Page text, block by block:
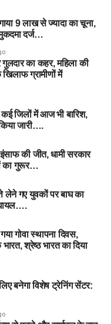
9 लाख से ज्यादा का चूना,
दर्ज…
का कहर, महिला की
ग्रामीणों में
जिलों में आज भी बारिश,
जारी….
की जीत, धामी सरकार
का गुरूर…
गए युवकों पर बाघ का
गोवा स्थापना दिवस,
श्रेष्ठ भारत का दिया
बनेगा विशेष ट्रेनिंग सेंटर: